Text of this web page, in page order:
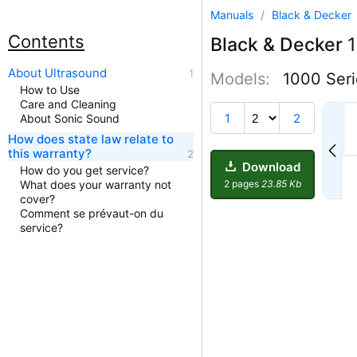
Manuals / Black & Decker
Black & Decker
Models: 1000
1 2
Download
2 pages 23.85 Kb
Contents
About Ultrasound
How to Use
Care and Cleaning
About Sonic Sound
How does state law relate to
this warranty?
How do you get service?
What does your warranty not
cover?
Comment se prévaut-on du
service?